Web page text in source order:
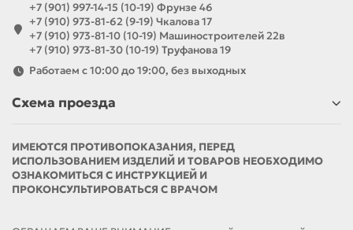
+7 (901) 997-14-15 (10-19) Фрунзе 46
+7 (910) 973-81-62 (9-19) Чкалова 17
+7 (910) 973-81-10 (10-19) Машиностроителей 22в
+7 (910) 973-81-30 (10-19) Труфанова 19
Работаем с 10:00 до 19:00, без выходных
Схема проезда
ИМЕЮТСЯ ПРОТИВОПОКАЗАНИЯ, ПЕРЕД
ИСПОЛЬЗОВАНИЕМ ИЗДЕЛИЙ И ТОВАРОВ НЕОБХОДИМО
ОЗНАКОМИТЬСЯ С ИНСТРУКЦИЕЙ И
ПРОКОНСУЛЬТИРОВАТЬСЯ С ВРАЧОМ